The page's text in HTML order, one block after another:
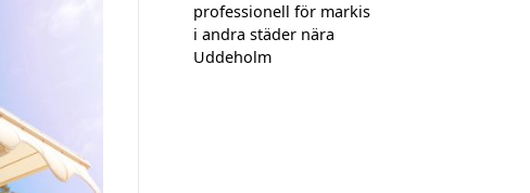
professionell för markis
i andra städer nära
Uddeholm